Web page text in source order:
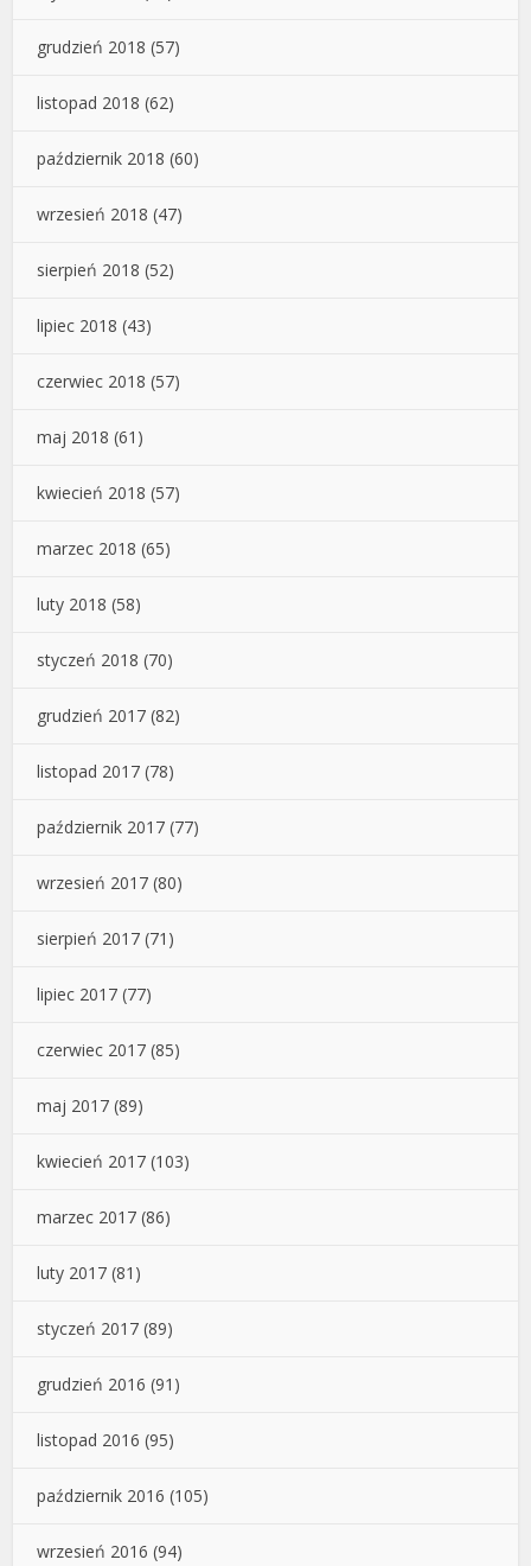
grudzień 2018 (57)
listopad 2018 (62)
październik 2018 (60)
wrzesień 2018 (47)
sierpień 2018 (52)
lipiec 2018 (43)
czerwiec 2018 (57)
maj 2018 (61)
kwiecień 2018 (57)
marzec 2018 (65)
luty 2018 (58)
styczeń 2018 (70)
grudzień 2017 (82)
listopad 2017 (78)
październik 2017 (77)
wrzesień 2017 (80)
sierpień 2017 (71)
lipiec 2017 (77)
czerwiec 2017 (85)
maj 2017 (89)
kwiecień 2017 (103)
marzec 2017 (86)
luty 2017 (81)
styczeń 2017 (89)
grudzień 2016 (91)
listopad 2016 (95)
październik 2016 (105)
wrzesień 2016 (94)